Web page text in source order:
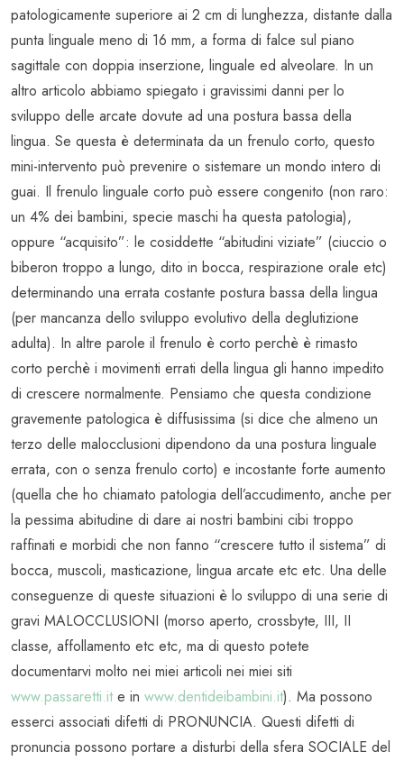
patologicamente superiore ai 2 cm di lunghezza, distante dalla
punta linguale meno di 16 mm, a forma di falce sul piano
sagittale con doppia inserzione, linguale ed alveolare. In un
altro articolo abbiamo spiegato i gravissimi danni per lo
sviluppo delle arcate dovute ad una postura bassa della
lingua. Se questa è determinata da un frenulo corto, questo
mini-intervento può prevenire o sistemare un mondo intero di
guai. Il frenulo linguale corto può essere congenito (non raro:
un 4% dei bambini, specie maschi ha questa patologia),
oppure “acquisito”: le cosiddette “abitudini viziate” (ciuccio o
biberon troppo a lungo, dito in bocca, respirazione orale etc)
determinando una errata costante postura bassa della lingua
(per mancanza dello sviluppo evolutivo della deglutizione
adulta). In altre parole il frenulo è corto perchè è rimasto
corto perchè i movimenti errati della lingua gli hanno impedito
di crescere normalmente. Pensiamo che questa condizione
gravemente patologica è diffusissima (si dice che almeno un
terzo delle malocclusioni dipendono da una postura linguale
errata, con o senza frenulo corto) e incostante forte aumento
(quella che ho chiamato patologia dell’accudimento, anche per
la pessima abitudine di dare ai nostri bambini cibi troppo
raffinati e morbidi che non fanno “crescere tutto il sistema” di
bocca, muscoli, masticazione, lingua arcate etc etc. Una delle
conseguenze di queste situazioni è lo sviluppo di una serie di
gravi MALOCCLUSIONI (morso aperto, crossbyte, III, II
classe, affollamento etc etc, ma di questo potete
documentarvi molto nei miei articoli nei miei siti
www.passaretti.ite in www.dentideibambini.it). Ma possono
esserci associati difetti di PRONUNCIA. Questi difetti di
pronuncia possono portare a disturbi della sfera SOCIALE del